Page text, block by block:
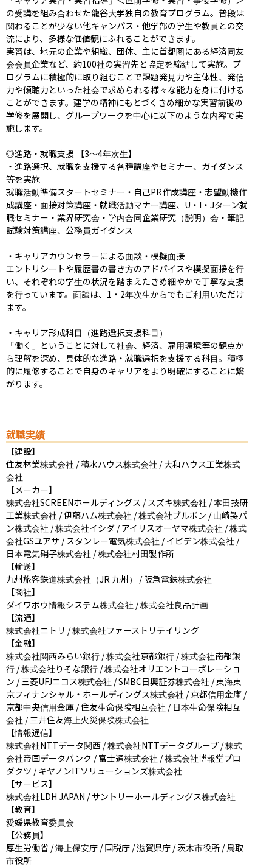
の受講を組み合わせた龍谷大学独自の教育プログラム。普段は
関わることが少ない他キャンパス・他学部の学生や教員との交
流により、多様な価値観にふれることができます。
実習は、地元の企業や組織、団体、主に首都圏にある経済同友
会会員企業など、約100社の実習先と協定を締結して実施。プ
ログラムに積極的に取り組むことで課題発見力や主体性、発信
力や傾聴力といった社会で求められる様々な能力を身に付ける
ことができます。建学の精神にもとづくきめ細かな実習前後の
学修を展開し、グループワークを中心に以下のような内容で実
施します。
◎進路・就職支援 【3～4年次生】
・進路選択、就職を支援する各種講座やセミナー、ガイダンス
等を実施
就職活動準備スタートセミナー・自己PR作成講座・志望動機作
成講座・面接対策講座・就職活動マナー講座、U・I・Jターン就
職セミナー・業界研究会・学内合同企業研究（説明）会・筆記
試験対策講座、公務員ガイダンス
・キャリアカウンセラーによる面談・模擬面接
エントリシートや履歴書の書き方のアドバイスや模擬面接を行
い、それぞれの学生の状況を踏まえたきめ細やかで丁寧な支援
を行っています。面談は、1・2年次生からでもご利用いただけ
ます。
・キャリア形成科目（進路選択支援科目）
「働く」ということに対して社会、経済、雇用環境等の観点か
ら理解を深め、具体的な進路・就職選択を支援する科目。積極
的に履修することで自身のキャリアをより明確にすることに繋
がります。
就職実績
【建設】
住友林業株式会社 / 積水ハウス株式会社 / 大和ハウス工業株式
会社
【メーカー】
株式会社SCREENホールディングス / スズキ株式会社 / 本田技研
工業株式会社 / 伊藤ハム株式会社 / 株式会社ブルボン / 山崎製パ
ン株式会社 / 株式会社イシダ / アイリスオーヤマ株式会社 / 株式
会社GSユアサ / スタンレー電気株式会社 / イビデン株式会社 /
日本電気硝子株式会社 / 株式会社村田製作所
【輸送】
九州旅客鉄道株式会社（JR 九州） / 阪急電鉄株式会社
【商社】
ダイワボウ情報システム株式会社 / 株式会社良品計画
【流通】
株式会社ニトリ / 株式会社ファーストリテイリング
【金融】
株式会社関西みらい銀行 / 株式会社京都銀行 / 株式会社南都銀
行 / 株式会社りそな銀行 / 株式会社オリエントコーポレーショ
ン / 三菱UFJニコス株式会社 / SMBC日興証券株式会社 / 東海東
京フィナンシャル・ホールディングス株式会社 / 京都信用金庫 /
京都中央信用金庫 / 住友生命保険相互会社 / 日本生命保険相互
会社 / 三井住友海上火災保険株式会社
【情報通信】
株式会社NTTデータ関西 / 株式会社NTTデータグループ / 株式
会社帝国データバンク / 富士通株式会社 / 株式会社博報堂プロ
ダクツ / キヤノンITソリューションズ株式会社
【サービス】
株式会社LDH JAPAN / サントリーホールディングス株式会社
【教育】
愛媛県教育委員会
【公務員】
厚生労働省 / 海上保安庁 / 国税庁 / 滋賀県庁 / 茨木市役所 / 鳥取
市役所